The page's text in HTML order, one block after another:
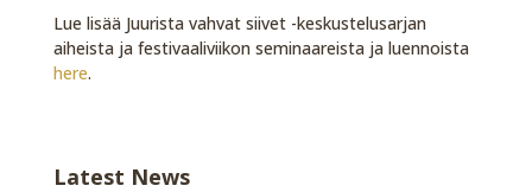
Lue lisää Juurista vahvat siivet -keskustelusarjan
aiheista ja festivaaliviikon seminaareista ja luennoista
here.
Latest News